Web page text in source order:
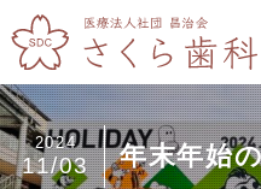
年末年始
2024
11/03